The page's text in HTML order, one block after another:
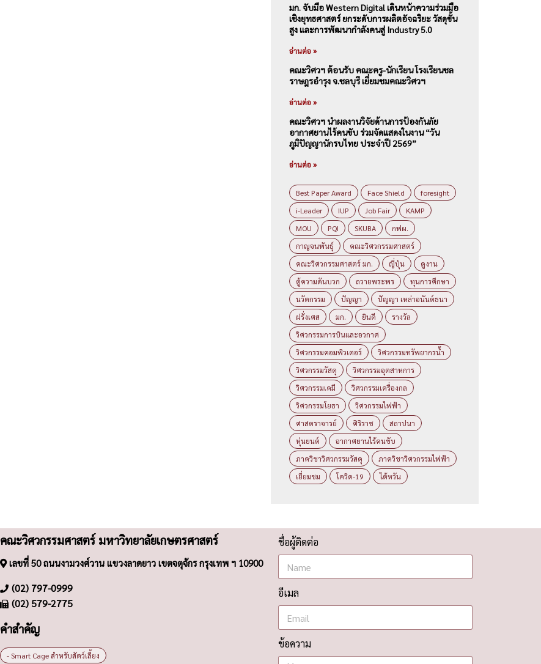
มก. จับมือ Western Digital เดินหน้าความร่วมมือ
เชิงยุทธศาสตร์ ยกระดับการผลิตอัจฉริยะ วัสดุขั้น
สูง และการพัฒนากำลังคนสู่ Industry 5.0
อ่านต่อ »
คณะวิศวฯ ต้อนรับ คณะครู-นักเรียน โรงเรียนชล
ราษฎรอำรุง จ.ชลบุรี เยี่ยมชมคณะวิศวฯ
อ่านต่อ »
คณะวิศวฯ นำผลงานวิจัยด้านการป้องกันภัย
อากาศยานไร้คนขับ ร่วมจัดแสดงในงาน “วัน
ภูมิปัญญานักรบไทย ประจำปี 2569”
อ่านต่อ »
Best Paper Award Face Shield
foresight
i-Leader
IUP Job Fair
KAMP
MOU
PQI SKUBA
กฟผ.
กาญจนพันธุ์
คณะวิศวกรรมศาสตร์
คณะวิศวกรรมศาสตร์ มก.
ญี่ปุ่น
ดูงาน
ตู้ความดันบวก
ถวายพระพร
ทุนการศึกษา
นวัตกรรม
ปัญญา
ปัญญา เหล่าอนันต์ธนา
ฝรั่งเศส
มก. ยินดี
รางวัล
วิศวกรรมการบินและอวกาศ
วิศวกรรมคอมพิวเตอร์
วิศวกรรมทรัพยากรน้ำ
วิศวกรรมวัสดุ
วิศวกรรมอุตสาหการ
วิศวกรรมเคมี
วิศวกรรมเครื่องกล
วิศวกรรมโยธา
วิศวกรรมไฟฟ้า
ศาสตราจารย์
ศิริราช
สถาปนา
หุ่นยนต์
อากาศยานไร้คนขับ
ภาควิชาวิศวกรรมวัสดุ
ภาควิชาวิศวกรรมไฟฟ้า
เยี่ยมชม
โควิด-19 ไต้หวัน
คณะวิศวกรรมศาสตร์ มหาวิทยาลัยเกษตรศาสตร์
เลขที่ 50 ถนนงามวงศ์วาน แขวงลาดยาว เขตจตุจักร กรุงเทพ ฯ 10900
(02) 797-0999
(02) 579-2775
คำสำคัญ
- Smart Cage สำหรับสัตว์เลี้ยง
ชื่อผู้ติดต่อ
อีเมล
ข้อความ